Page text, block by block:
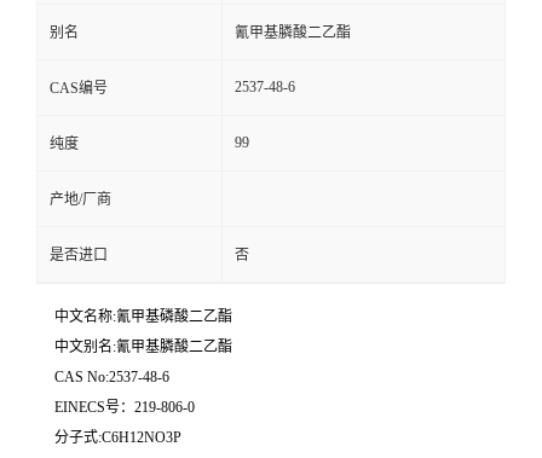
别名 氰甲基膦酸二乙酯
CAS编号 2537-48-6
纯度 99
产地/厂商
是否进口 否
中文名称:氰甲基磷酸二乙酯
中文别名:氰甲基膦酸二乙酯
CAS No:2537-48-6
EINECS号：219-806-0
分子式:C6H12NO3P